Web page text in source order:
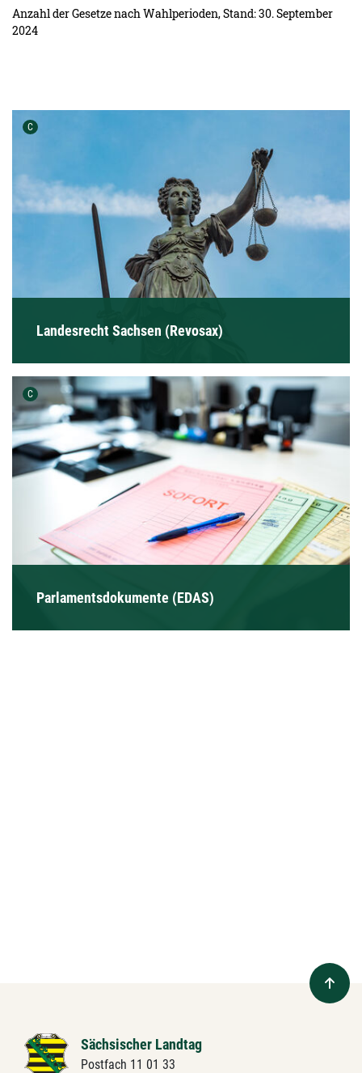
Anzahl der Gesetze nach Wahlperioden, Stand: 30. September
2024
C
Landesrecht Sachsen (Revosax)
C Urheber der Grafik:
Parlamentsdokumente (EDAS)
Sächsischer Landtag
Postfach 11 01 33